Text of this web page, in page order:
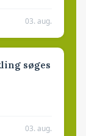
03. aug.
søges
03. aug.